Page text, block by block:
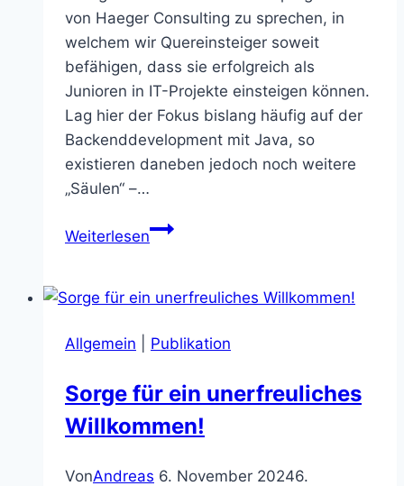
von Haeger Consulting zu sprechen, in
welchem wir Quereinsteiger soweit
befähigen, dass sie erfolgreich als
Junioren in IT-Projekte einsteigen können.
Lag hier der Fokus bislang häufig auf der
Backenddevelopment mit Java, so
existieren daneben jedoch noch weitere
„Säulen“ –…
WeiterlesenMenschen
Es
einmal…
Allgemein Publikation
Sorge für ein unerfreuliches
Willkommen!
VonAndreas 6. November 20246.